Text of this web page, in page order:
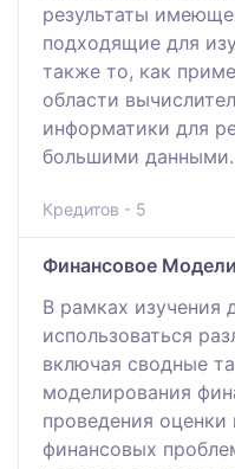
результаты
подходящие для
также то, как
области
информатики для
большими данными.
Кредитов - 5
Финансовое
В рамках изучения
использоваться
включая сводные
моделирования
проведения
финансовых